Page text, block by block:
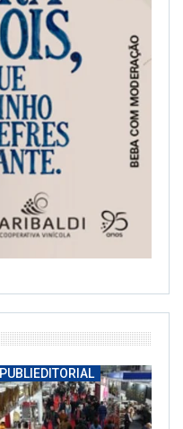
PUBLIEDITORIAL